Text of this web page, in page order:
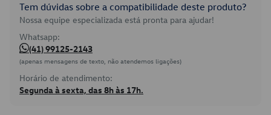
Tem dúvidas sobre a compatibilidade deste produto?
Nossa equipe especializada está pronta para ajudar!
Whatsapp:
(41) 99125-2143
(apenas mensagens de texto, não atendemos ligações)
Horário de atendimento:
Segunda à sexta, das 8h às 17h.